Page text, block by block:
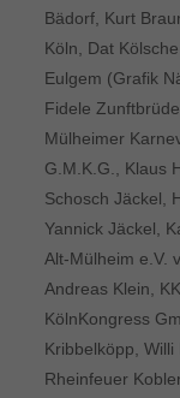
Bädorf, Kurt
Köln, Dat
Eulgem (Grafik
Fidele
Mülheimer
G.M.K.G., Klaus
Schosch Jäckel,
Yannick Jäckel,
Alt-Mülheim e.V.
Andreas Klein,
KölnKongress
Kribbelköpp,
Rheinfeuer